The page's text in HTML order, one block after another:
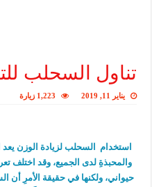
تناول السحلب
يناير 11, 2019 1,223 زيارة
استخدام السحلب لزيادة الوزن
والمحبذةِ لدى الجميع، وقد اختلف
حيواني، ولكنها في حقيقة الأمرِ